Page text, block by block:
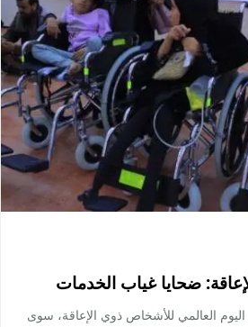
ضحايا غياب الخدمات
العالمي للأشخاص ذوي الإعاقة، سوى